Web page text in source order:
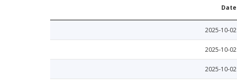
Date
2025-10-02
2025-10-02
2025-10-02